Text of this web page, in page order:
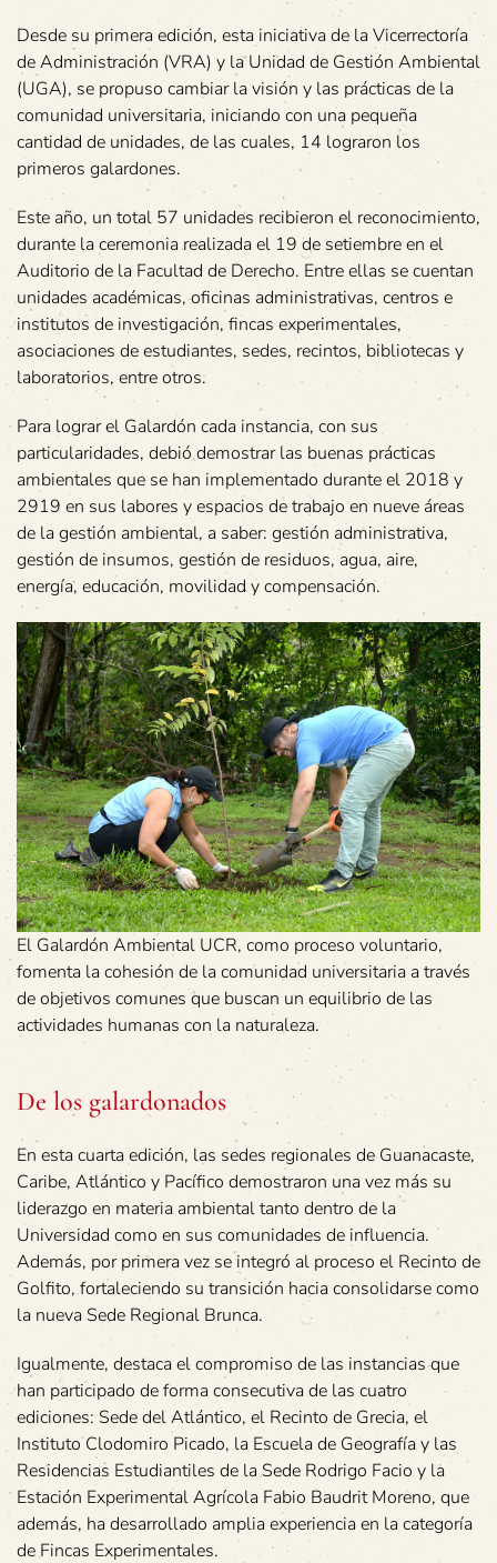
Desde su primera edición, esta iniciativa de la Vicerrectoría
de Administración (VRA) y la Unidad de Gestión Ambiental
(UGA), se propuso cambiar la visión y las prácticas de la
comunidad universitaria, iniciando con una pequeña
cantidad de unidades, de las cuales, 14 lograron los
primeros galardones.
Este año, un total 57 unidades recibieron el reconocimiento,
durante la ceremonia realizada el 19 de setiembre en el
Auditorio de la Facultad de Derecho. Entre ellas se cuentan
unidades académicas, oficinas administrativas, centros e
institutos de investigación, fincas experimentales,
asociaciones de estudiantes, sedes, recintos, bibliotecas y
laboratorios, entre otros.
Para lograr el Galardón cada instancia, con sus
particularidades, debió demostrar las buenas prácticas
ambientales que se han implementado durante el 2018 y
2919 en sus labores y espacios de trabajo en nueve áreas
de la gestión ambiental, a saber: gestión administrativa,
gestión de insumos, gestión de residuos, agua, aire,
energía, educación, movilidad y compensación.
El Galardón Ambiental UCR, como proceso voluntario,
fomenta la cohesión de la comunidad universitaria a través
de objetivos comunes que buscan un equilibrio de las
actividades humanas con la naturaleza.
De los galardonados
En esta cuarta edición, las sedes regionales de Guanacaste,
Caribe, Atlántico y Pacífico demostraron una vez más su
liderazgo en materia ambiental tanto dentro de la
Universidad como en sus comunidades de influencia.
Además, por primera vez se integró al proceso el Recinto de
Golfito, fortaleciendo su transición hacia consolidarse como
la nueva Sede Regional Brunca.
Igualmente, destaca el compromiso de las instancias que
han participado de forma consecutiva de las cuatro
ediciones: Sede del Atlántico, el Recinto de Grecia, el
Instituto Clodomiro Picado, la Escuela de Geografía y las
Residencias Estudiantiles de la Sede Rodrigo Facio y la
Estación Experimental Agrícola Fabio Baudrit Moreno, que
además, ha desarrollado amplia experiencia en la categoría
de Fincas Experimentales.